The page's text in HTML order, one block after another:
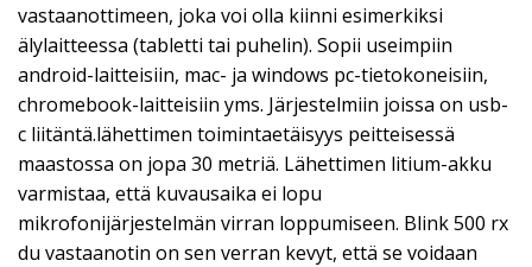
vastaanottimeen, joka voi olla kiinni esimerkiksi
älylaitteessa (tabletti tai puhelin). Sopii useimpiin
android-laitteisiin, mac- ja windows pc-tietokoneisiin,
chromebook-laitteisiin yms. Järjestelmiin joissa on usb-
c liitäntä.lähettimen toimintaetäisyys peitteisessä
maastossa on jopa 30 metriä. Lähettimen litium-akku
varmistaa, että kuvausaika ei lopu
mikrofonijärjestelmän virran loppumiseen. Blink 500 rx
du vastaanotin on sen verran kevyt, että se voidaan